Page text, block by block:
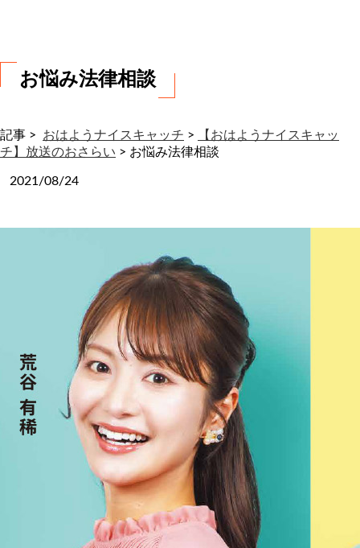
お悩み法律相談
記事 > おはようナイスキャッチ >
【おはようナイスキャッ
チ】放送のおさらい > お悩み法律相談
2021/08/24